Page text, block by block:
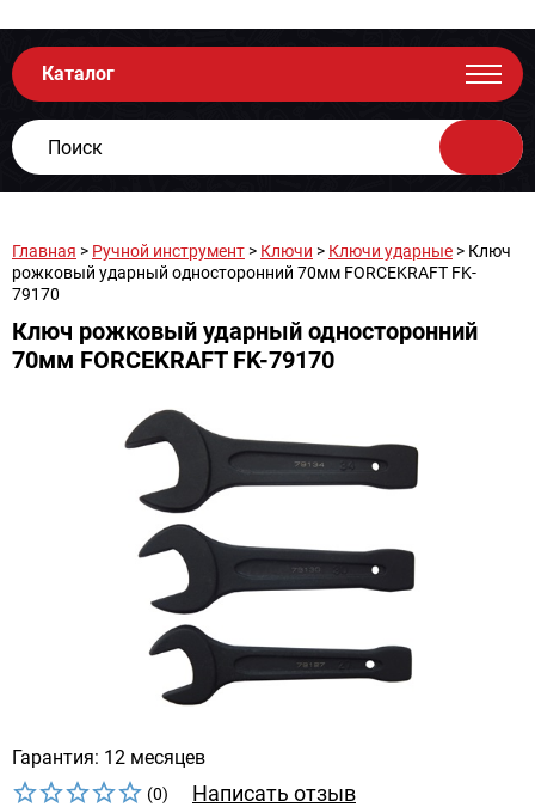
Каталог
Главная > Ручной инструмент > Ключи > Ключи ударные > Ключ
рожковый ударный односторонний 70мм FORCEKRAFT FK-
79170
Ключ рожковый ударный односторонний
70мм FORCEKRAFT FK-79170
Гарантия: 12 месяцев
(0) Написать отзыв